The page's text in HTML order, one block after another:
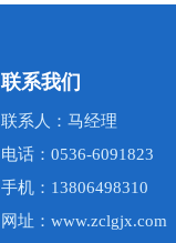
联系我们
联系人：马经理
电话：0536-6091823
手机：13806498310
网址：www.zclgjx.com